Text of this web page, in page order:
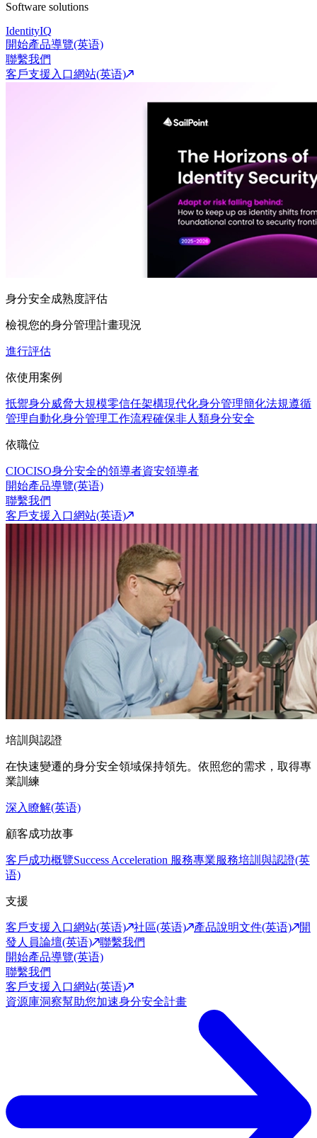
Software solutions
IdentityIQ
開始產品導覽(英语)
聯繫我們
客戶支援入口網站(英语)
身分安全成熟度評估
檢視您的身分管理計畫現況
進行評估
依使用案例
抵禦身分威脅大規模零信任架構現代化身分管理簡化法規遵循
管理自動化身分管理工作流程確保非人類身分安全
依職位
CIOCISO身分安全的領導者資安領導者
開始產品導覽(英语)
聯繫我們
客戶支援入口網站(英语)
培訓與認證
在快速變遷的身分安全領域保持領先。依照您的需求，取得專
業訓練
深入瞭解(英语)
顧客成功故事
客戶成功概覽Success Acceleration 服務專業服務培訓與認證(英
语)
支援
客戶支援入口網站(英语) 社區(英语) 產品說明文件(英语)
開
發人員論壇(英语)
聯繫我們
開始產品導覽(英语)
聯繫我們
客戶支援入口網站(英语)
資源庫洞察幫助您加速身分安全計畫